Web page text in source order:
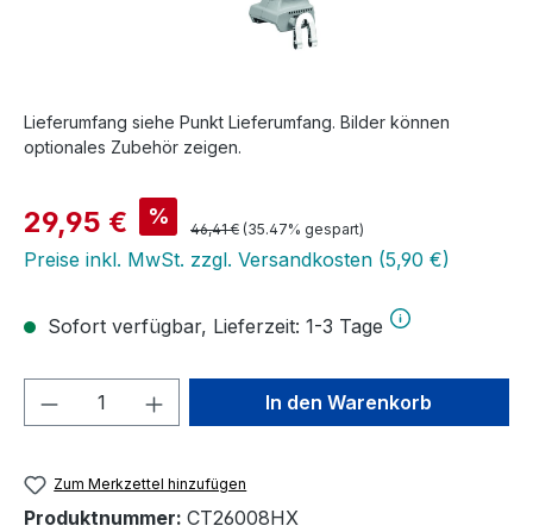
Lieferumfang siehe Punkt Lieferumfang. Bilder können
optionales Zubehör zeigen.
Verkaufspreis:
29,95 € % Regulärer Preis:
46,41 € (35.47% gespart)
Preise inkl. MwSt. zzgl. Versandkosten (5,90 €)
Sofort verfügbar, Lieferzeit: 1-3 Tage
Produkt Anzahl: Gib denIn den Warenkorb
Zum Merkzettel hinzufügen
Produktnummer: CT26008HX